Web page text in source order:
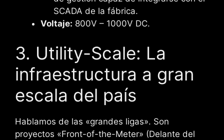
SCADA de la fábrica.
Voltaje: 800V – 1000V DC.
3. Utility-Scale: La
infraestructura a gran
escala del país
Hablamos de las «grandes ligas». Son
proyectos «Front-of-the-Meter» (Delante del